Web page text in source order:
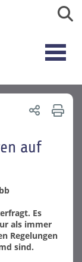
auf
Es
als immer
Regelungen
sind.